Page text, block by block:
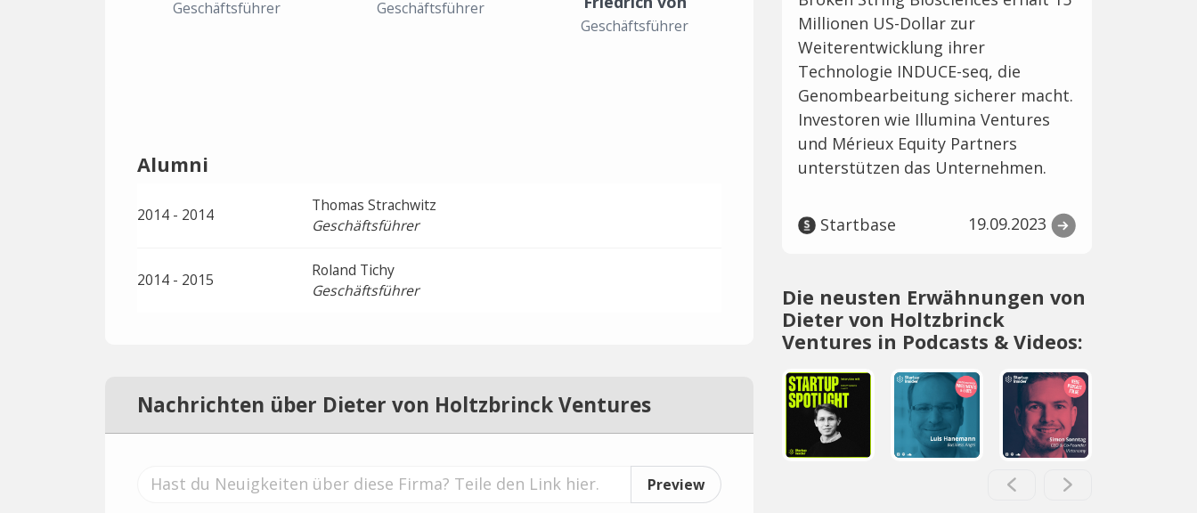
Geschäftsführer Geschäftsführer
Trotha
Geschäftsführer
Alumni
2014 - 2014
Thomas Strachwitz
Geschäftsführer
2014 - 2015
Roland Tichy
Geschäftsführer
Nachrichten über Dieter von Holtzbrinck Ventures
Preview
Millionen US-Dollar zur
Weiterentwicklung ihrer
Technologie INDUCE-seq, die
Genombearbeitung sicherer macht.
Investoren wie Illumina Ventures
und Mérieux Equity Partners
unterstützen das Unternehmen.
Startbase 19.09.2023
Die neusten Erwähnungen von
Dieter von Holtzbrinck
Ventures in Podcasts & Videos: